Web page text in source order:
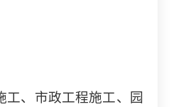
工、市政工程施工、园